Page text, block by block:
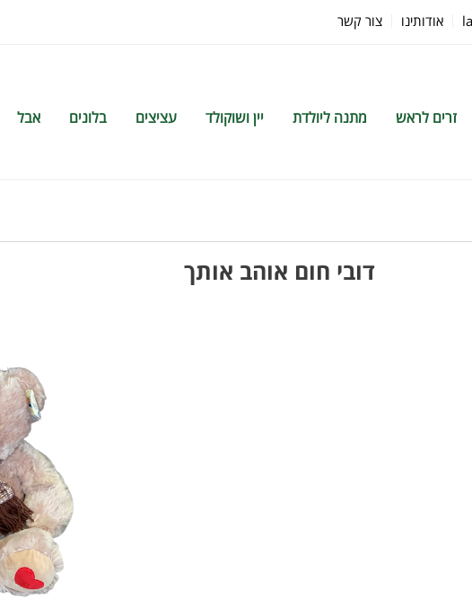
אודותינו צור קשר
זרים לראש מתנה ליולדת יין ושוקולד עציצים בלונים אבל
דובי חום אוהב אותך